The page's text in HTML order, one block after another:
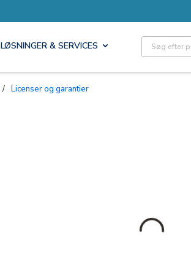
LØSNINGER & SERVICES Site Search
/ Licenser og garantier